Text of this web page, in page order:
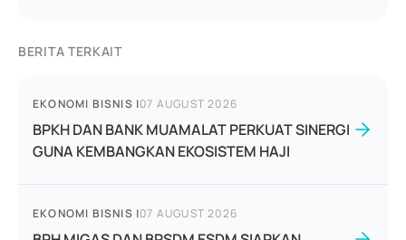
BERITA TERKAIT
EKONOMI BISNIS |07 AUGUST 2026
BPKH DAN BANK MUAMALAT PERKUAT SINERGI
GUNA KEMBANGKAN EKOSISTEM HAJI
EKONOMI BISNIS |07 AUGUST 2026